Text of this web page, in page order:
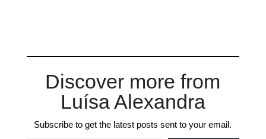
Discover more from
Luísa Alexandra
Subscribe to get the latest posts sent to your email.
Type your email…